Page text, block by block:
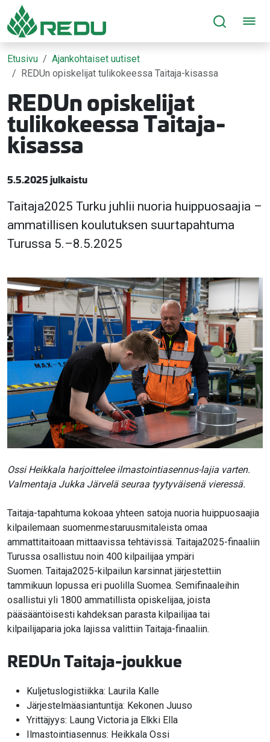
Siirry sivusisältöön
Etusivu
Ajankohtaiset uutiset
REDUn opiskelijat tulikokeessa Taitaja-kisassa
REDUn opiskelijat
tulikokeessa Taitaja-
kisassa
5.5.2025 julkaistu
Taitaja2025 Turku juhlii nuoria huippuosaajia –
ammatillisen koulutuksen suurtapahtuma
Turussa 5.–8.5.2025
Ossi Heikkala harjoittelee ilmastointiasennus-lajia varten.
Valmentaja Jukka Järvelä seuraa tyytyväisenä vieressä.
Taitaja-tapahtuma kokoaa yhteen satoja nuoria huippuosaajia
kilpailemaan suomenmestaruusmitaleista omaa
ammattitaitoaan mittaavissa tehtävissä. Taitaja2025-finaaliin
Turussa osallistuu noin 400 kilpailijaa ympäri
Suomen. Taitaja2025-kilpailun karsinnat järjestettiin
tammikuun lopussa eri puolilla Suomea. Semifinaaleihin
osallistui yli 1800 ammatillista opiskelijaa, joista
pääsääntöisesti kahdeksan parasta kilpailijaa tai
kilpailijaparia joka lajissa valittiin Taitaja-finaaliin.
REDUn Taitaja-joukkue
Kuljetuslogistiikka: Laurila Kalle
Järjestelmäasiantuntija: Kekonen Juuso
Yrittäjyys: Laung Victoria ja Elkki Ella
Ilmastointiasennus: Heikkala Ossi